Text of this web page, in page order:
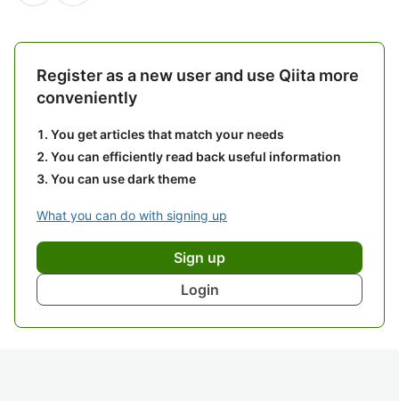
Register as a new user and use Qiita more
conveniently
You get articles that match your needs
You can efficiently read back useful information
You can use dark theme
What you can do with signing up
Sign up
Login